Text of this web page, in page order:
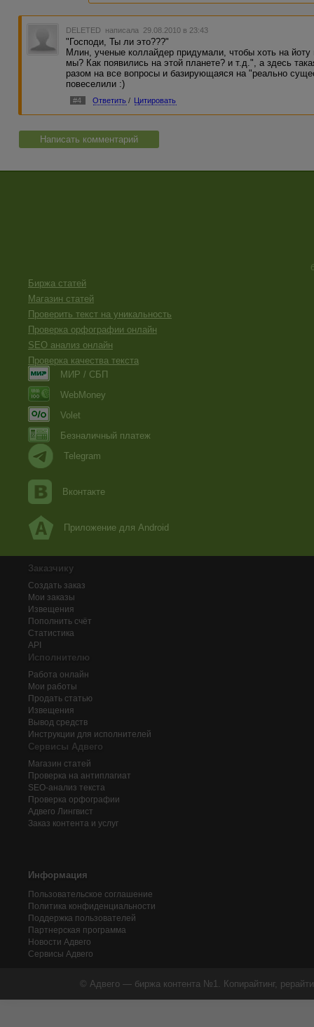
DELETED написала 29.08.2010 в 23:43
"Господи, Ты ли это???"
Млин, ученые коллайдер придумали, чтобы хоть на йоту
мы? Как появились на этой планете? и т.д.", а здесь
разом на все вопросы и базирующаяся на "реально
повеселили :)
#4 Ответить / Цитировать
Написать комментарий
Биржа статей
Магазин статей
Проверить текст на уникальность
Проверка орфографии онлайн
SEO анализ онлайн
Проверка качества текста
МИР / СБП
WebMoney
Volet
Безналичный платеж
Telegram
Вконтакте
Приложение для Android
Заказчику
Создать заказ
Мои заказы
Извещения
Пополнить счёт
Статистика
API
Исполнителю
Работа онлайн
Мои работы
Продать статью
Извещения
Вывод средств
Инструкции для исполнителей
Сервисы Адвего
Магазин статей
Проверка на антиплагиат
SEO-анализ текста
Проверка орфографии
Адвего Лингвист
Заказ контента и услуг
Информация
Пользовательское соглашение
Политика конфиденциальности
Поддержка пользователей
Партнерская программа
Новости Адвего
Сервисы Адвего
© Адвего — биржа контента №1. Копирайтинг,